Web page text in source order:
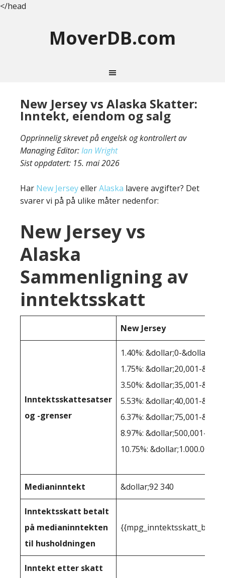
</head
MoverDB.com
New Jersey vs Alaska Skatter:
Inntekt, eiendom og salg
Opprinnelig skrevet på engelsk og kontrollert av
Managing Editor:Ian Wright
Sist oppdatert: 15. mai 2026
Har New JerseyellerAlaska lavere avgifter? Det
svarer vi på på ulike måter nedenfor:
New Jersey vs
Alaska
Sammenligning av
inntektsskatt
New Jersey
Inntektsskattesatser
og -grenser
1.40%: &dollar;0-
1.75%: &dollar;20,001-
3.50%: &dollar;35,001-
5.53%: &dollar;40,001-
6.37%: &dollar;75,001-
8.97%: &dollar;500,001-
10.75%: &dollar;1.000.001+
Medianinntekt &dollar;92 340
Inntektsskatt betalt
på medianinntekten
til husholdningen
Inntekt etter skatt